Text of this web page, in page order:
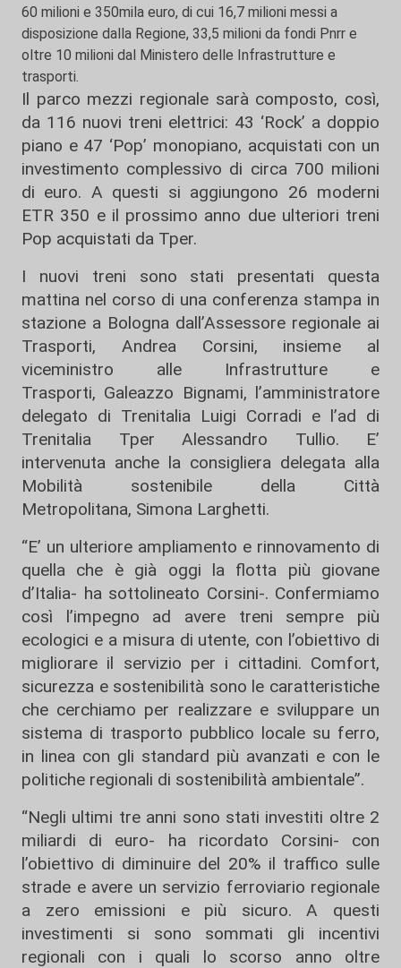
60 milioni e 350mila euro, di cui 16,7 milioni messi a
disposizione dalla Regione, 33,5 milioni da fondi Pnrr e
oltre 10 milioni dal Ministero delle Infrastrutture e
trasporti.
Il parco mezzi regionale sarà composto, così,
da 116 nuovi treni elettrici: 43 ‘Rock’ a doppio
piano e 47 ‘Pop’ monopiano, acquistati con un
investimento complessivo di circa 700 milioni
di euro. A questi si aggiungono 26 moderni
ETR 350 e il prossimo anno due ulteriori treni
Pop acquistati da Tper.
I nuovi treni sono stati presentati questa
mattina nel corso di una conferenza stampa in
stazione a Bologna dall’Assessore regionale ai
Trasporti, Andrea Corsini, insieme al
viceministro alle Infrastrutture e
Trasporti, Galeazzo Bignami, l’amministratore
delegato di Trenitalia Luigi Corradi e l’ad di
Trenitalia Tper Alessandro Tullio. E’
intervenuta anche la consigliera delegata alla
Mobilità sostenibile della Città
Metropolitana, Simona Larghetti.
“E’ un ulteriore ampliamento e rinnovamento di
quella che è già oggi la flotta più giovane
d’Italia- ha sottolineato Corsini-. Confermiamo
così l’impegno ad avere treni sempre più
ecologici e a misura di utente, con l’obiettivo di
migliorare il servizio per i cittadini. Comfort,
sicurezza e sostenibilità sono le caratteristiche
che cerchiamo per realizzare e sviluppare un
sistema di trasporto pubblico locale su ferro,
in linea con gli standard più avanzati e con le
politiche regionali di sostenibilità ambientale”.
“Negli ultimi tre anni sono stati investiti oltre 2
miliardi di euro- ha ricordato Corsini- con
l’obiettivo di diminuire del 20% il traffico sulle
strade e avere un servizio ferroviario regionale
a zero emissioni e più sicuro. A questi
investimenti si sono sommati gli incentivi
regionali con i quali lo scorso anno oltre